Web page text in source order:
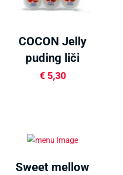
COCON Jelly
puding liči
480g
€5,30
Sweet mellow